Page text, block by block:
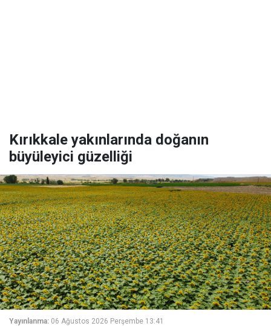
Kırıkkale yakınlarında doğanın
büyüleyici güzelliği
Yayınlanma: 06 Ağustos 2026 Perşembe 13:41